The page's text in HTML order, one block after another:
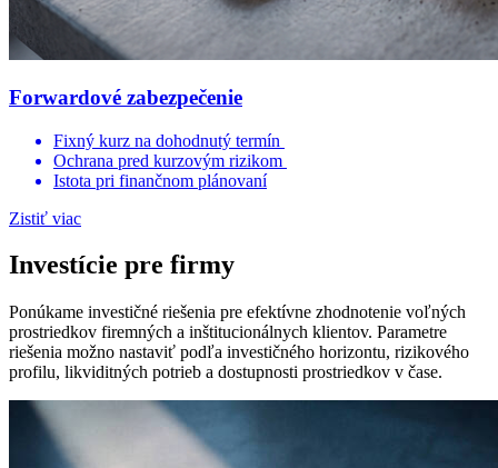
Forwardové zabezpečenie
Fixný kurz na dohodnutý termín
Ochrana pred kurzovým rizikom
Istota pri finančnom plánovaní
Zistiť viac
Investície pre firmy
Ponúkame investičné riešenia pre efektívne zhodnotenie voľných
prostriedkov firemných a inštitucionálnych klientov. Parametre
riešenia možno nastaviť podľa investičného horizontu, rizikového
profilu, likviditných potrieb a dostupnosti prostriedkov v čase.